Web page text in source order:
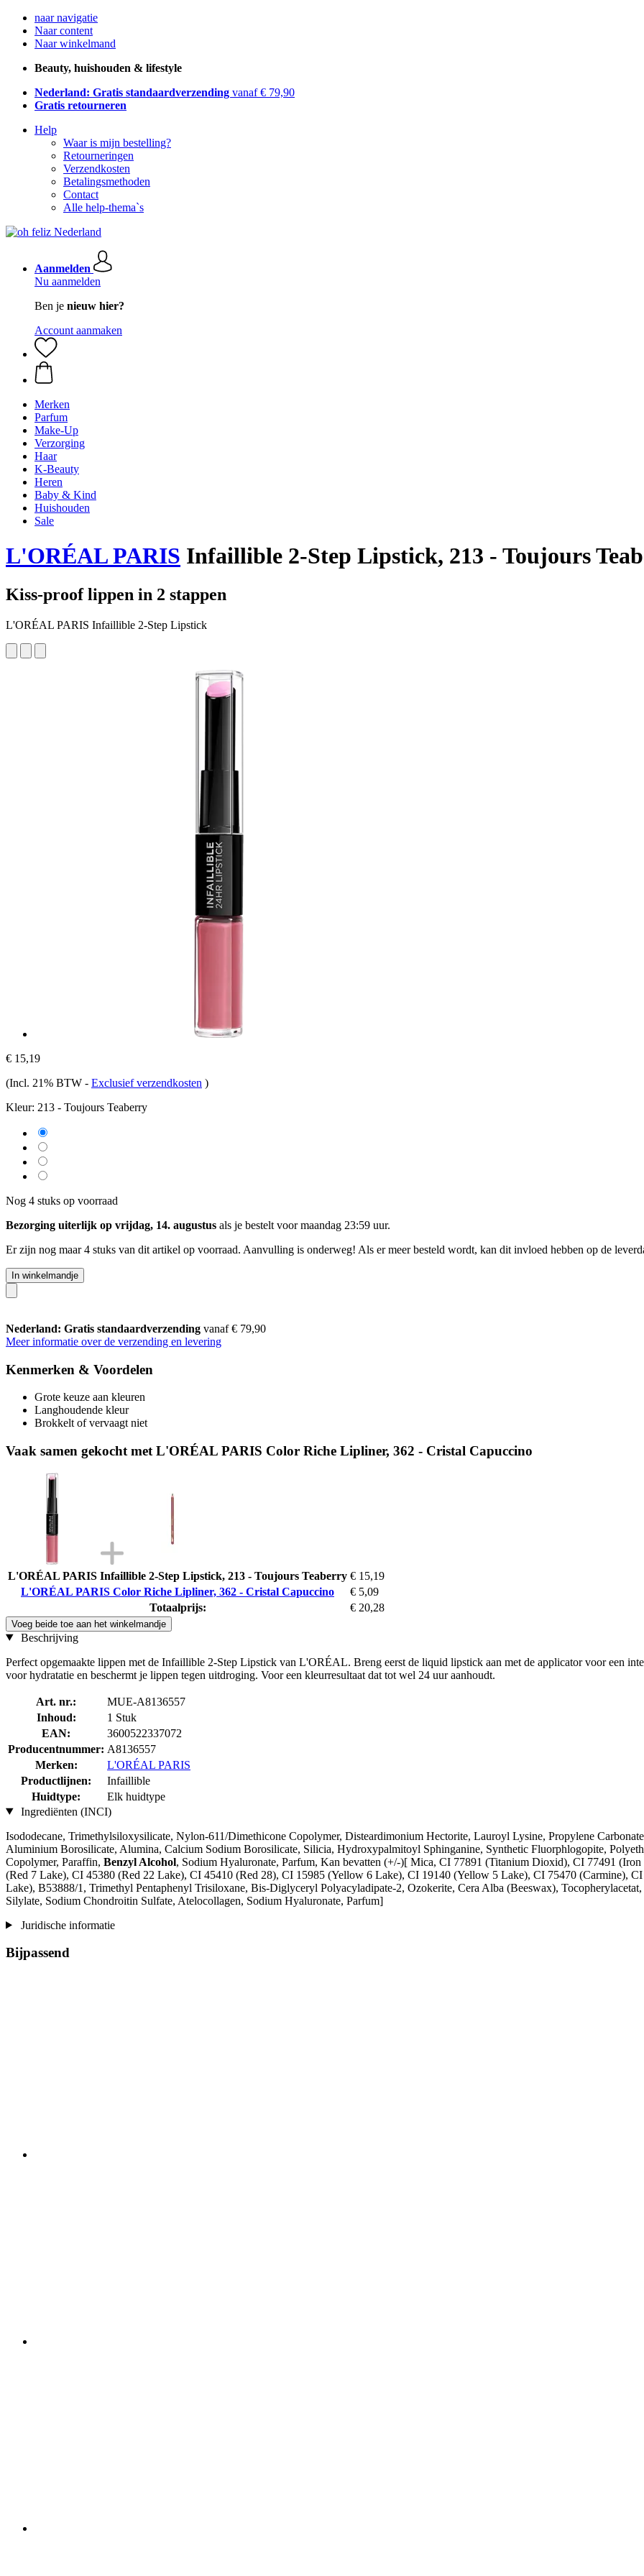
naar navigatie
Naar content
Naar winkelmand
Beauty, huishouden & lifestyle
Nederland: Gratis standaardverzending vanaf € 79,90
Gratis retourneren
Help
Waar is mijn bestelling?
Retourneringen
Verzendkosten
Betalingsmethoden
Contact
Alle help-thema`s
Aanmelden
Nu aanmelden
Ben je nieuw hier?
Account aanmaken
Merken
Parfum
Make-Up
Verzorging
Haar
K-Beauty
Heren
Baby & Kind
Huishouden
Sale
L'ORÉAL PARIS Infaillible 2-Step Lipstick, 213 - Toujours
Kiss-proof lippen in 2 stappen
L'ORÉAL PARIS Infaillible 2-Step Lipstick
€ 15,19
(Incl. 21% BTW - Exclusief verzendkosten )
Kleur: 213 - Toujours Teaberry
Nog 4 stuks op voorraad
Bezorging uiterlijk op vrijdag, 14. augustus als je bestelt voormaandag 23:59 uur.
Er zijn nog maar 4 stuks van dit artikel op voorraad. Aanvulling is onderweg! Als er meer besteld wordt, kan dit invloed hebben op de
In winkelmandje
Nederland: Gratis standaardverzending vanaf € 79,90
Meer informatie over de verzending en levering
Kenmerken & Voordelen
Grote keuze aan kleuren
Langhoudende kleur
Brokkelt of vervaagt niet
Vaak samen gekocht met L'ORÉAL PARIS Color Riche Lipliner, 362 - Cristal Capuccino
L'ORÉAL PARIS Infaillible 2-Step Lipstick, 213 - Toujours Teaberry € 15,19
L'ORÉAL PARIS Color Riche Lipliner, 362 - Cristal Capuccino
€ 5,09
Totaalprijs:
€ 20,28
Voeg beide toe aan het winkelmandje
Beschrijving
Perfect opgemaakte lippen met de Infaillible 2-Step Lipstick van L'ORÉAL. Breng eerst de liquid lipstick aan met de applicator voor een
voor hydratatie en beschermt je lippen tegen uitdroging. Voor een kleurresultaat dat tot wel 24 uur aanhoudt.
Art. nr.:
MUE-A8136557
Inhoud:
1 Stuk
EAN:
3600522337072
Producentnummer: A8136557
Merken:
L'ORÉAL PARIS
Productlijnen:
Infaillible
Huidtype:
Elk huidtype
Ingrediënten (INCI)
Isododecane, Trimethylsiloxysilicate, Nylon-611/Dimethicone Copolymer, Disteardimonium Hectorite, Lauroyl Lysine, Propylene
Aluminium Borosilicate, Alumina, Calcium Sodium Borosilicate, Silicia, Hydroxypalmitoyl Sphinganine, Synthetic Fluorphlogopite,
Copolymer, Paraffin, Benzyl Alcohol, Sodium Hyaluronate, Parfum, Kan bevatten (+/-)[ Mica, CI 77891 (Titanium Dioxid), CI 77491
(Red 7 Lake), CI 45380 (Red 22 Lake), CI 45410 (Red 28), CI 15985 (Yellow 6 Lake), CI 19140 (Yellow 5 Lake), CI 75470 (Carmine),
Lake), B53888/1, Trimethyl Pentaphenyl Trisiloxane, Bis-Diglyceryl Polyacyladipate-2, Ozokerite, Cera Alba (Beeswax), Tocopherylacetat,
Silylate, Sodium Chondroitin Sulfate, Atelocollagen, Sodium Hyaluronate, Parfum]
Juridische informatie
Bijpassend